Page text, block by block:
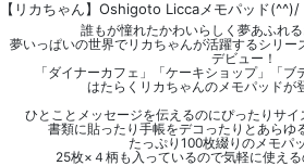
【リカちゃん】Oshigoto Liccaメモパッド(^^)/
誰もが憧れたかわいらしく夢あふれる
夢いっぱいの世界でリカちゃんが活躍するシリ
デビュー！
「ダイナーカフェ」「ケーキショップ」「
はたらくリカちゃんのメモパッド
ひとことメッセージを伝えるのにぴったりサ
書類に貼ったり手帳をデコったりとあら
たっぷり100枚綴りのメモパ
25枚×４柄も入っているので気軽に使える